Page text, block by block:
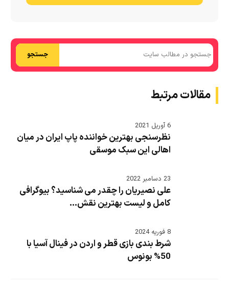
جستجو
مقالات مرتبط
6 آوریل 2021
نظرسنجی بهترین خواننده پاپ ایران در میان
اهالی این سبک موسقی
23 دسامبر 2022
علی نصیریان را چقدر می شناسید؟ بیوگرافی
کامل و لیست بهترین نقش...
8 فوریه 2024
شرط بندی بازی قطر و اردن در فینال آسیا با
50% بونوس